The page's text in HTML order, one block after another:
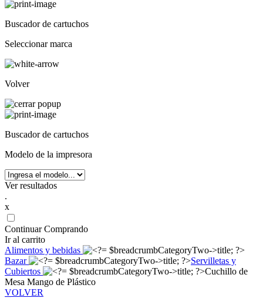
Buscador de cartuchos
Seleccionar marca
Volver
Buscador de cartuchos
Modelo de la impresora
Ver resultados
.
x
Continuar Comprando
Ir al carrito
Alimentos y bebidas
Bazar
Servilletas y
Cubiertos
Cuchillo de
Mesa Mango de Plástico
VOLVER